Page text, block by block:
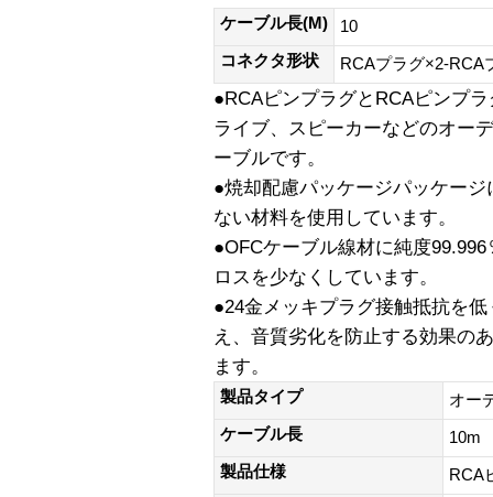
ケーブル長(M)
10
コネクタ形状
RCAプラグ×2-RCA
●RCAピンプラグとRCAピンプ
ライブ、スピーカーなどのオー
ーブルです。
●焼却配慮パッケージパッケー
ない材料を使用しています。
●OFCケーブル線材に純度
ロスを少なくしています。
●24金メッキプラグ接触抵抗を
え、音質劣化を防止する効果の
ます。
製品タイプ
オー
ケーブル長
10m
製品仕様
RCA